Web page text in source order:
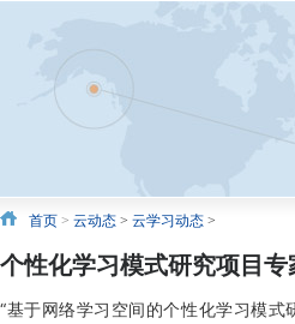
首页 > 云动态 > 云学习动态 >
个性化学习模式研究项目
“基于网络学习空间的个性化学习模